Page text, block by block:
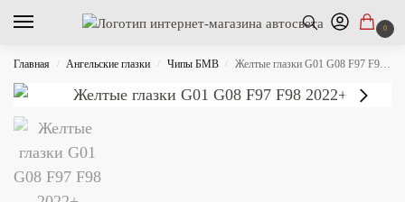
0
Главная / Ангельские глазки / Чипы БМВ / Желтые глазки G01 G08 F97 F98 2022+